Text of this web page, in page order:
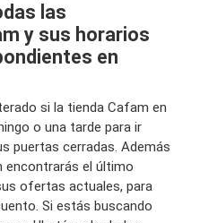
las
y sus horarios
en
si la tienda Cafam en
o una tarde para ir
puertas cerradas. Además
encontrarás el último
ofertas actuales, para
Si estás buscando